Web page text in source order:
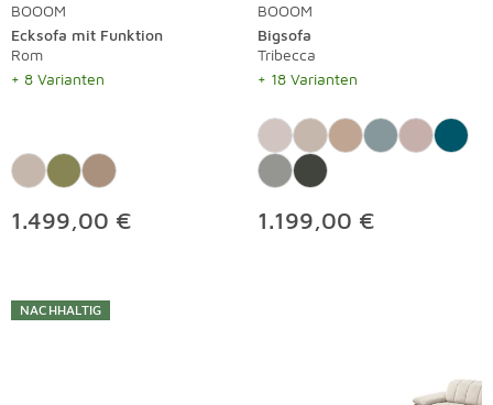
BOOOM
Ecksofa mit Funktion
Rom
+ 8 Varianten
1.499,00 €
BOOOM
Bigsofa
Tribecca
+ 18 Varianten
1.199,00 €
NACHHALTIG